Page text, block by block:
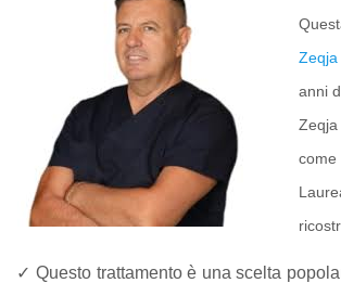
Zeqja
anni
Zeqja
come
✓ Questo trattamento è una scelta